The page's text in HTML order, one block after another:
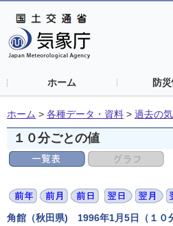
ホーム 防
ホーム > 各種データ・資料 > 過去の
１０分ごとの値
角館（秋田県) 1996年1月5日（１０